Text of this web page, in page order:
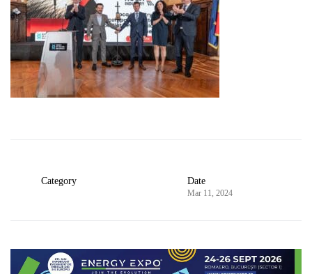
Category Date
Mar 11, 2024